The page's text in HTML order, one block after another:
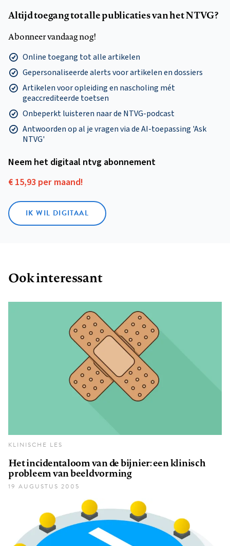
Altijd toegang tot alle publicaties van het NTVG?
Abonneer vandaag nog!
Online toegang tot alle artikelen
Gepersonaliseerde alerts voor artikelen en dossiers
Artikelen voor opleiding en nascholing mét
geaccrediteerde toetsen
Onbeperkt luisteren naar de NTVG-podcast
Antwoorden op al je vragen via de AI-toepassing 'Ask
NTVG'
Neem het digitaal ntvg abonnement
€ 15,93 per maand!
IK WIL DIGITAAL
Ook interessant
KLINISCHE LES
Het incidentaloom van de bijnier: een klinisch
probleem van beeldvorming
19 AUGUSTUS 2005